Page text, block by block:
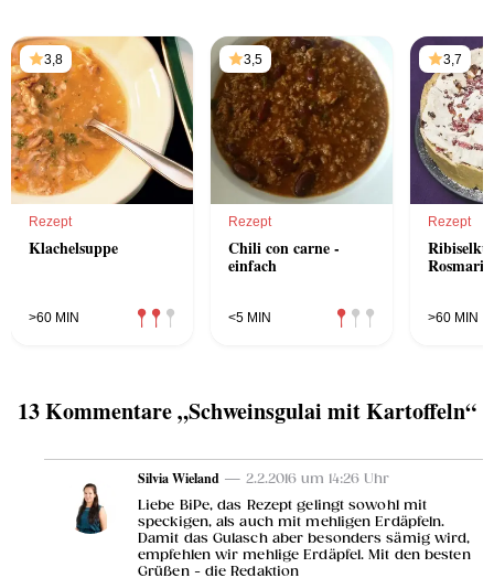
3,8
Rezept
Klachelsuppe
>60 MIN
3,5
Rezept
Chili con carne -
einfach
<5 MIN
3,7
Rezept
Rosmarin
>60 MIN
13 Kommentare „Schweinsgulai mit Kartoffeln“
Silvia Wieland — 2.2.2016 um 14:26 Uhr
Liebe BiPe, das Rezept gelingt sowohl mit
speckigen, als auch mit mehligen Erdäpfeln.
Damit das Gulasch aber besonders sämig wird,
empfehlen wir mehlige Erdäpfel. Mit den besten
Grüßen - die Redaktion